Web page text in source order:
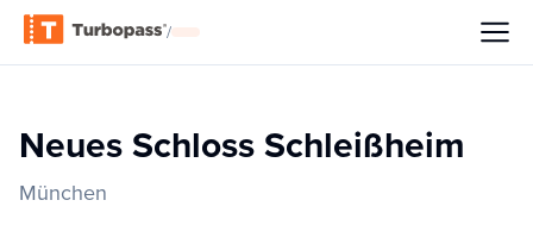
/
Neues Schloss Schleißheim
München